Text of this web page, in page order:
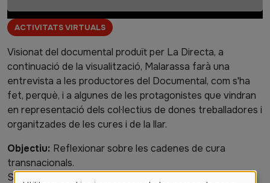
Etiquetes
ACTIVITATS VIRTUALS
Cos
Visionat del documental produït per La Directa, a
continuació de la visualització, Malarassa farà una
entrevista a les productores del Documental, com s'ha
fet, perquè, i a algunes de les protagonistes que vindran
en representació dels col·lectius de dones treballadores i
organitzades de les cures i de la llar.
Objectiu: Reflexionar sobre les cadenes de cura
transnacionals.
Ser crítiques amb un model de cures actual: Qui cuida a